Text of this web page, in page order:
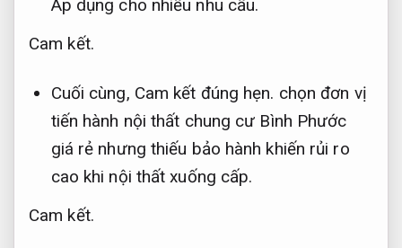
Áp dụng cho nhiều nhu cầu.
Cam kết.
Cuối cùng, Cam kết đúng hẹn. chọn đơn vị
tiến hành nội thất chung cư Bình Phước
giá rẻ nhưng thiếu bảo hành khiến rủi ro
cao khi nội thất xuống cấp.
Cam kết.